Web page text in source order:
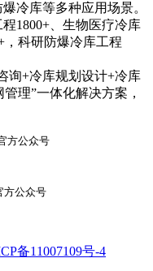
冷库等多种应用场景。
1800+、生物医疗冷库
，科研防爆冷库工程
询+冷库规划设计+冷库
理”一体化解决方案，
方公众号
方公众号
备11007109号-4